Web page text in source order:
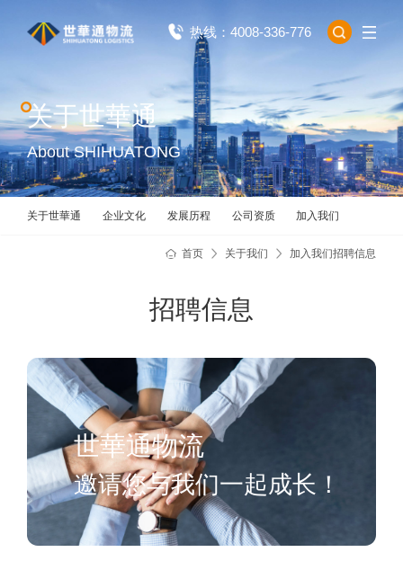
热线：4008-336-776
关于世華通
About SHIHUATONG
关于世華通 企业文化 发展历程 公司资质 加入我们
首页 关于我们 加入我们招聘信息
招聘信息
世華通物流
邀请您与我们一起成长！